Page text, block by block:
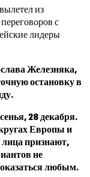
из
с
лидеры
Железняка,
остановку в
28 декабря.
Европы и
признают,
не
оказаться любым.